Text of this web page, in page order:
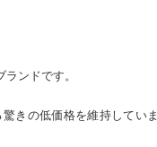
ンドです。
きの低価格を維持していま